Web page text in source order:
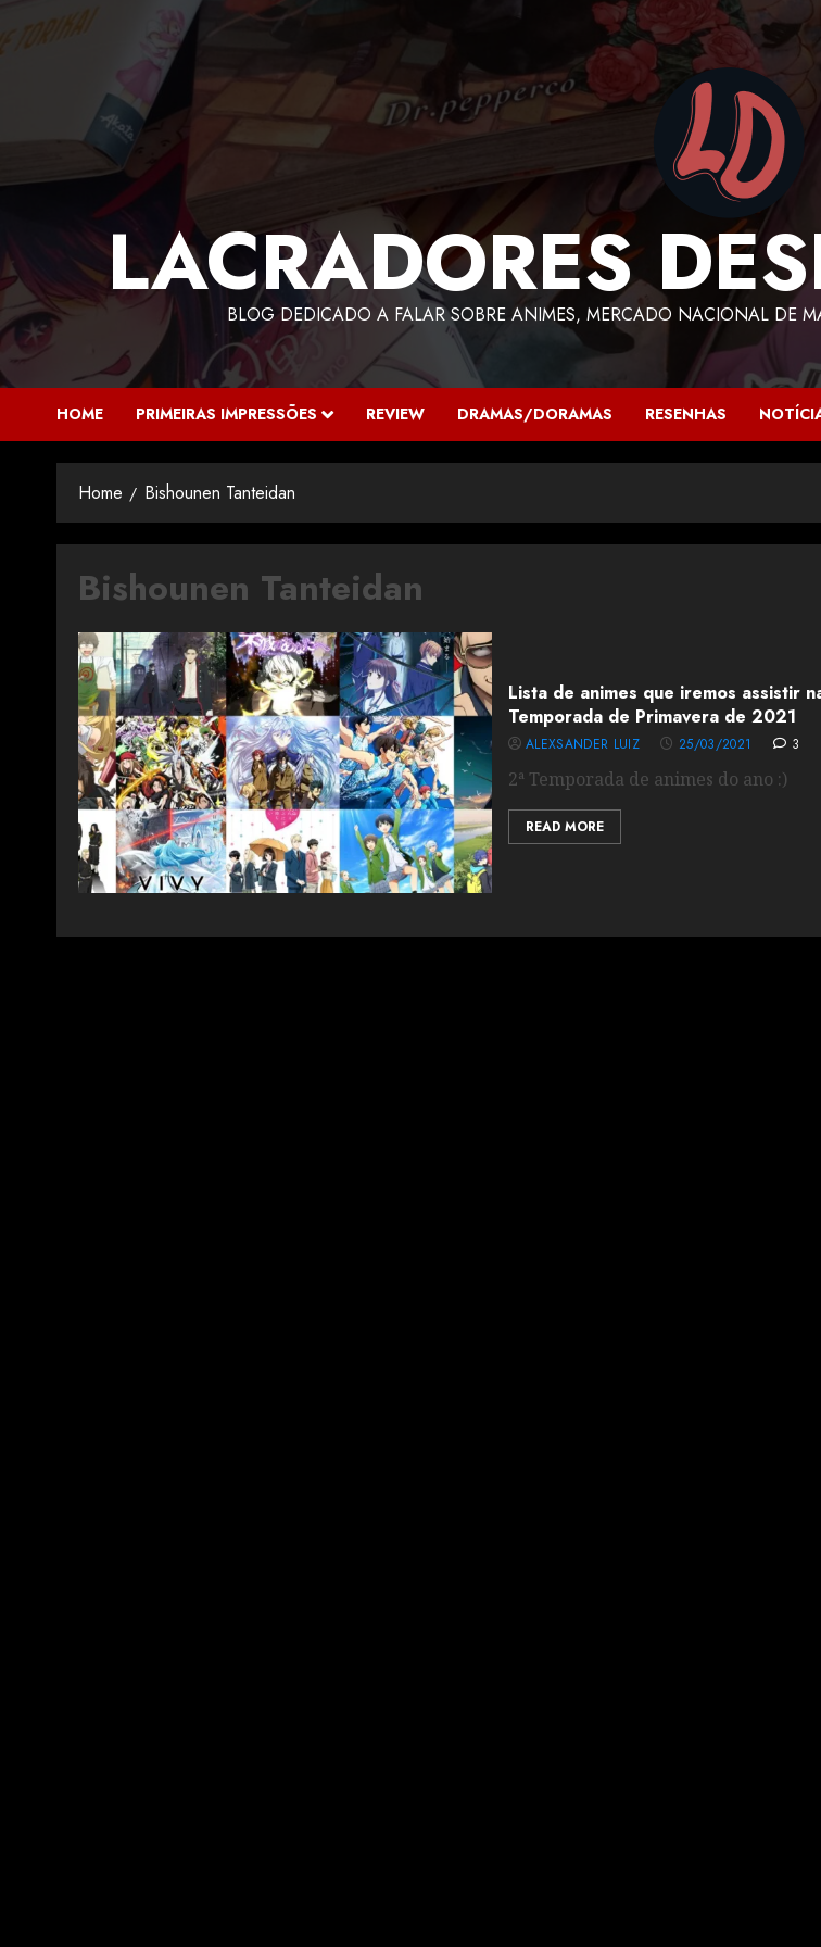
LACRADORES
BLOG DEDICADO A FALAR SOBRE ANIMES, MERCADO NACIONAL DE
HOME PRIMEIRAS IMPRESSÕES REVIEW DRAMAS/DORAMAS RESENHAS
Home Bishounen Tanteidan
Bishounen Tanteidan
Lista de animes que iremos assistir
Temporada de Primavera de 2021
ALEXSANDER LUIZ 25/03/2021 3
2ª Temporada de animes do ano :)
READ MORE